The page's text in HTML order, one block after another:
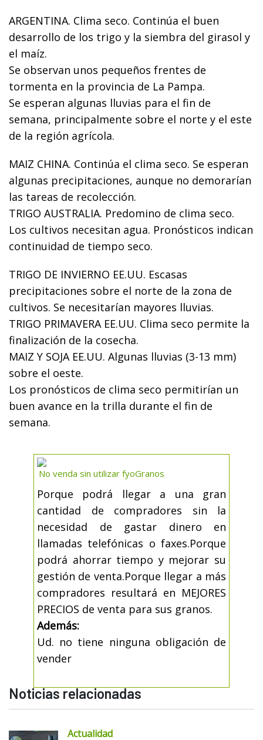
ARGENTINA. Clima seco. Continúa el buen
desarrollo de los trigo y la siembra del girasol y
el maíz.
Se observan unos pequeños frentes de
tormenta en la provincia de La Pampa.
Se esperan algunas lluvias para el fin de
semana, principalmente sobre el norte y el este
de la región agrícola.
MAIZ CHINA. Continúa el clima seco. Se esperan
algunas precipitaciones, aunque no demorarían
las tareas de recolección.
TRIGO AUSTRALIA. Predomino de clima seco.
Los cultivos necesitan agua. Pronósticos indican
continuidad de tiempo seco.
TRIGO DE INVIERNO EE.UU. Escasas
precipitaciones sobre el norte de la zona de
cultivos. Se necesitarían mayores lluvias.
TRIGO PRIMAVERA EE.UU. Clima seco permite la
finalización de la cosecha.
MAIZ Y SOJA EE.UU. Algunas lluvias (3-13 mm)
sobre el oeste.
Los pronósticos de clima seco permitirían un
buen avance en la trilla durante el fin de
semana.
No venda sin utilizar fyoGranos
Porque podrá llegar a una gran
cantidad de compradores sin la
necesidad de gastar dinero en
llamadas telefónicas o faxes.Porque
podrá ahorrar tiempo y mejorar su
gestión de venta.Porque llegar a más
compradores resultará en MEJORES
PRECIOS de venta para sus granos.
Además:
Ud. no tiene ninguna obligación de
vender
Noticias relacionadas
Actualidad